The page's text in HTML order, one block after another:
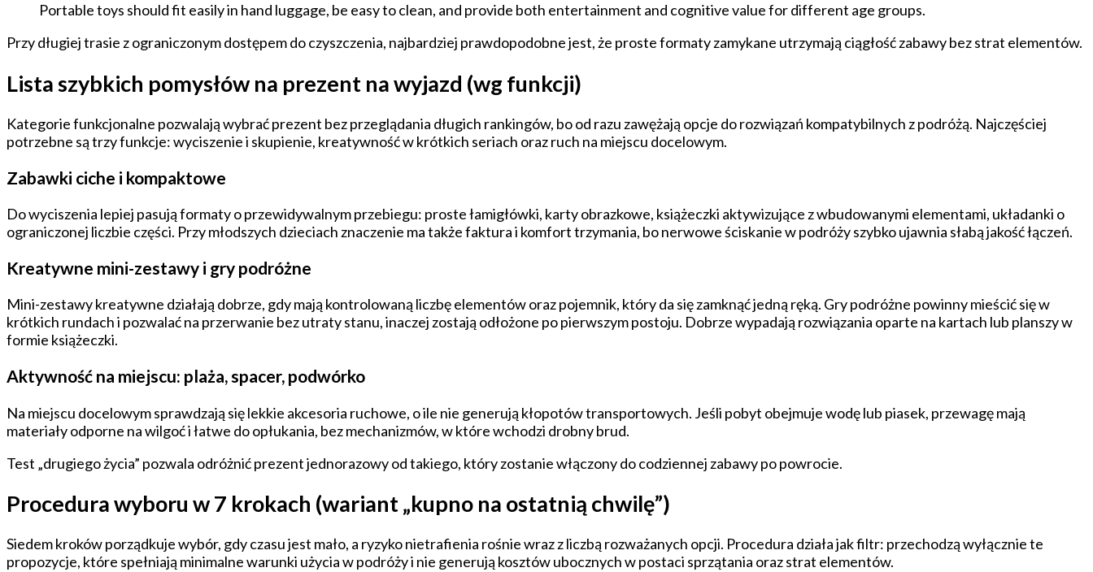
Portable toys should fit easily in hand luggage, be easy to clean, and provide both entertainment and cognitive value for different age groups.
Przy długiej trasie z ograniczonym dostępem do czyszczenia, najbardziej prawdopodobne jest, że proste formaty zamykane utrzymają ciągłość zabawy bez strat elementów.
Lista szybkich pomysłów na prezent na wyjazd (wg funkcji)
Kategorie funkcjonalne pozwalają wybrać prezent bez przeglądania długich rankingów, bo od razu zawężają opcje do rozwiązań kompatybilnych z podróżą. Najczęściej
potrzebne są trzy funkcje: wyciszenie i skupienie, kreatywność w krótkich seriach oraz ruch na miejscu docelowym.
Zabawki ciche i kompaktowe
Do wyciszenia lepiej pasują formaty o przewidywalnym przebiegu: proste łamigłówki, karty obrazkowe, książeczki aktywizujące z wbudowanymi elementami, układanki o
ograniczonej liczbie części. Przy młodszych dzieciach znaczenie ma także faktura i komfort trzymania, bo nerwowe ściskanie w podróży szybko ujawnia słabą jakość łączeń.
Kreatywne mini-zestawy i gry podróżne
Mini-zestawy kreatywne działają dobrze, gdy mają kontrolowaną liczbę elementów oraz pojemnik, który da się zamknąć jedną ręką. Gry podróżne powinny mieścić się w
krótkich rundach i pozwalać na przerwanie bez utraty stanu, inaczej zostają odłożone po pierwszym postoju. Dobrze wypadają rozwiązania oparte na kartach lub planszy w
formie książeczki.
Aktywność na miejscu: plaża, spacer, podwórko
Na miejscu docelowym sprawdzają się lekkie akcesoria ruchowe, o ile nie generują kłopotów transportowych. Jeśli pobyt obejmuje wodę lub piasek, przewagę mają
materiały odporne na wilgoć i łatwe do opłukania, bez mechanizmów, w które wchodzi drobny brud.
Test „drugiego życia” pozwala odróżnić prezent jednorazowy od takiego, który zostanie włączony do codziennej zabawy po powrocie.
Procedura wyboru w 7 krokach (wariant „kupno na ostatnią chwilę”)
Siedem kroków porządkuje wybór, gdy czasu jest mało, a ryzyko nietrafienia rośnie wraz z liczbą rozważanych opcji. Procedura działa jak filtr: przechodzą wyłącznie te
propozycje, które spełniają minimalne warunki użycia w podróży i nie generują kosztów ubocznych w postaci sprzątania oraz strat elementów.